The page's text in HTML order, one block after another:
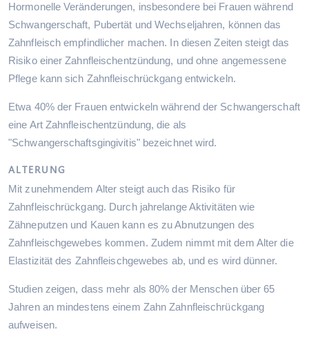
Hormonelle Veränderungen, insbesondere bei Frauen während
Schwangerschaft, Pubertät und Wechseljahren, können das
Zahnfleisch empfindlicher machen. In diesen Zeiten steigt das
Risiko einer Zahnfleischentzündung, und ohne angemessene
Pflege kann sich Zahnfleischrückgang entwickeln.
Etwa 40% der Frauen entwickeln während der Schwangerschaft
eine Art Zahnfleischentzündung, die als
"Schwangerschaftsgingivitis" bezeichnet wird.
ALTERUNG
Mit zunehmendem Alter steigt auch das Risiko für
Zahnfleischrückgang. Durch jahrelange Aktivitäten wie
Zähneputzen und Kauen kann es zu Abnutzungen des
Zahnfleischgewebes kommen. Zudem nimmt mit dem Alter die
Elastizität des Zahnfleischgewebes ab, und es wird dünner.
Studien zeigen, dass mehr als 80% der Menschen über 65
Jahren an mindestens einem Zahn Zahnfleischrückgang
aufweisen.